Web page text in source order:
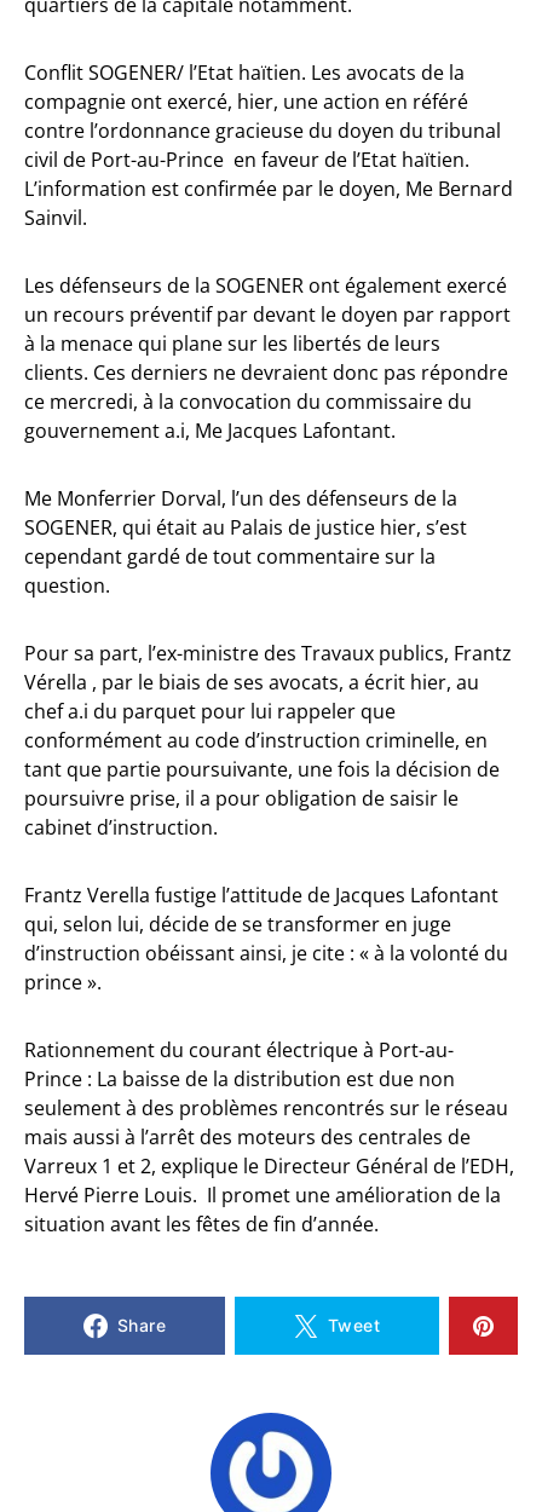
Conflit SOGENER/ l’Etat haïtien. Les avocats de la
compagnie ont exercé, hier, une action en référé
contre l’ordonnance gracieuse du doyen du tribunal
civil de Port-au-Prince en faveur de l’Etat haïtien.
L’information est confirmée par le doyen, Me Bernard
Sainvil.
Les défenseurs de la SOGENER ont également exercé
un recours préventif par devant le doyen par rapport
à la menace qui plane sur les libertés de leurs
clients. Ces derniers ne devraient donc pas répondre
ce mercredi, à la convocation du commissaire du
gouvernement a.i, Me Jacques Lafontant.
Me Monferrier Dorval, l’un des défenseurs de la
SOGENER, qui était au Palais de justice hier, s’est
cependant gardé de tout commentaire sur la
question.
Pour sa part, l’ex-ministre des Travaux publics, Frantz
Vérella , par le biais de ses avocats, a écrit hier, au
chef a.i du parquet pour lui rappeler que
conformément au code d’instruction criminelle, en
tant que partie poursuivante, une fois la décision de
poursuivre prise, il a pour obligation de saisir le
cabinet d’instruction.
Frantz Verella fustige l’attitude de Jacques Lafontant
qui, selon lui, décide de se transformer en juge
d’instruction obéissant ainsi, je cite : « à la volonté du
prince ».
Rationnement du courant électrique à Port-au-
Prince : La baisse de la distribution est due non
seulement à des problèmes rencontrés sur le réseau
mais aussi à l’arrêt des moteurs des centrales de
Varreux 1 et 2, explique le Directeur Général de l’EDH,
Hervé Pierre Louis. Il promet une amélioration de la
situation avant les fêtes de fin d’année.
Share Tweet